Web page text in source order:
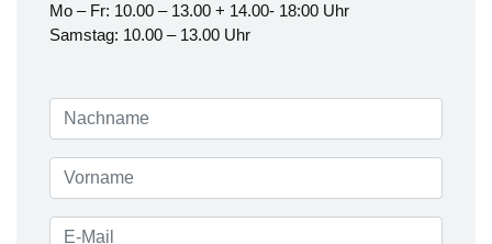
Mo – Fr: 10.00 – 13.00 + 14.00- 18:00 Uhr
Samstag: 10.00 – 13.00 Uhr